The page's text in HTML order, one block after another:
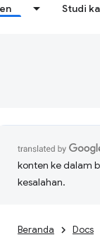
Studi
konten ke dalam
kesalahan.
Beranda Docs